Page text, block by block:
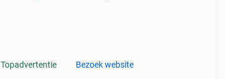
Topadvertentie Bezoek website